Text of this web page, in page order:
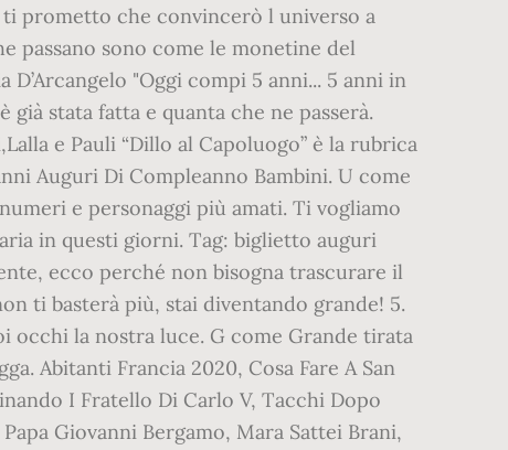
ti prometto che convincerò l universo a
passano sono come le monetine del
"Oggi compi 5 anni... 5 anni in
stata fatta e quanta che ne passerà.
e Pauli “Dillo al Capoluogo” è la rubrica
Auguri Di Compleanno Bambini. U come
e personaggi più amati. Ti vogliamo
in questi giorni. Tag: biglietto auguri
ecco perché non bisogna trascurare il
ti basterà più, stai diventando grande! 5.
occhi la nostra luce. G come Grande tirata
Abitanti Francia 2020, Cosa Fare A San
I Fratello Di Carlo V, Tacchi Dopo
Giovanni Bergamo, Mara Sattei Brani,